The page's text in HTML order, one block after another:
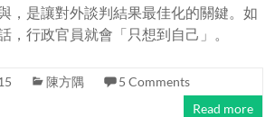
，是讓對外談判結果最佳化的關鍵。如
，行政官員就會「只想到自己」。
陳方隅
5 Comments
Read more